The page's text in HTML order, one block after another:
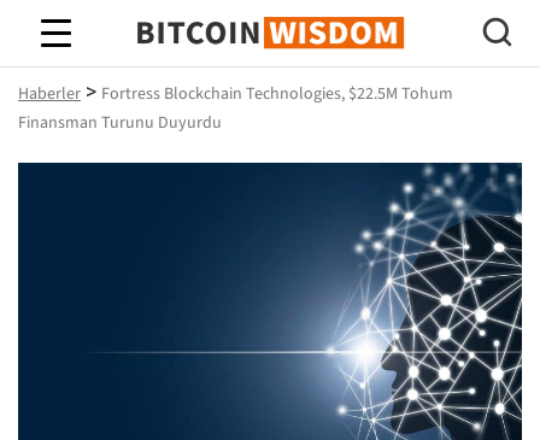
Bitcoin Bilgeliği
Haberler > Fortress Blockchain Technologies, $22.5M Tohum
Finansman Turunu Duyurdu